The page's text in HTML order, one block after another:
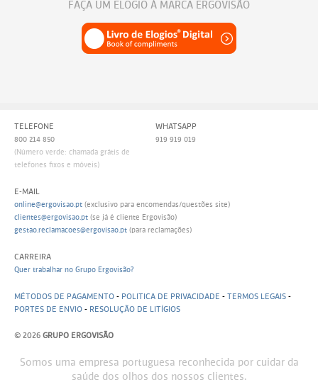
FAÇA UM ELOGIO À MARCA ERGOVISÃO
TELEFONE
800 214 850
(Número verde: chamada grátis de
telefones fixos e móveis)
WHATSAPP
919 919 019
E-MAIL
online@ergovisao.pt (exclusivo para encomendas/questões site)
clientes@ergovisao.pt (se já é cliente Ergovisão)
gestao.reclamacoes@ergovisao.pt (para reclamações)
CARREIRA
Quer trabalhar no Grupo Ergovisão?
MÉTODOS DE PAGAMENTO - POLITICA DE PRIVACIDADE - TERMOS LEGAIS -
PORTES DE ENVIO - RESOLUÇÃO DE LITÍGIOS
© 2026 GRUPO ERGOVISÃO
Somos uma empresa portuguesa reconhecida por cuidar da
saúde dos olhos dos nossos clientes.